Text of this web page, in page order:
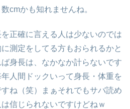
cmかも知れませんね。
正確に言える人は少ないのでは
測定をしてる方もおられるかと
身長は、なかなか計らないです
人間ドックいって身長・体重を
ね（笑）まぁそれでもサバ読め
信じられないですけどねｗ